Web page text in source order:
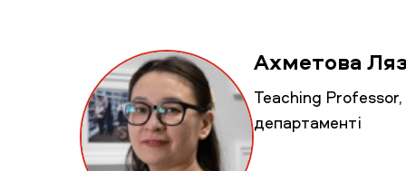
Басты бет
MNU-ге қош келдіңіз!
Ахметова
Teaching
департаменті